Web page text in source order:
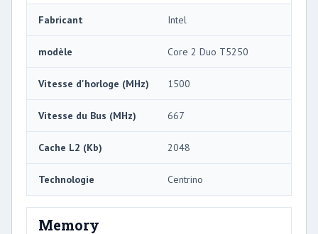
Fabricant Intel
modèle Core 2 Duo T5250
Vitesse d'horloge (MHz) 1500
Vitesse du Bus (MHz) 667
Cache L2 (Kb) 2048
Technologie Centrino
Memory